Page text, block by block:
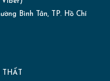
Bình Tân, TP. Hồ Chí